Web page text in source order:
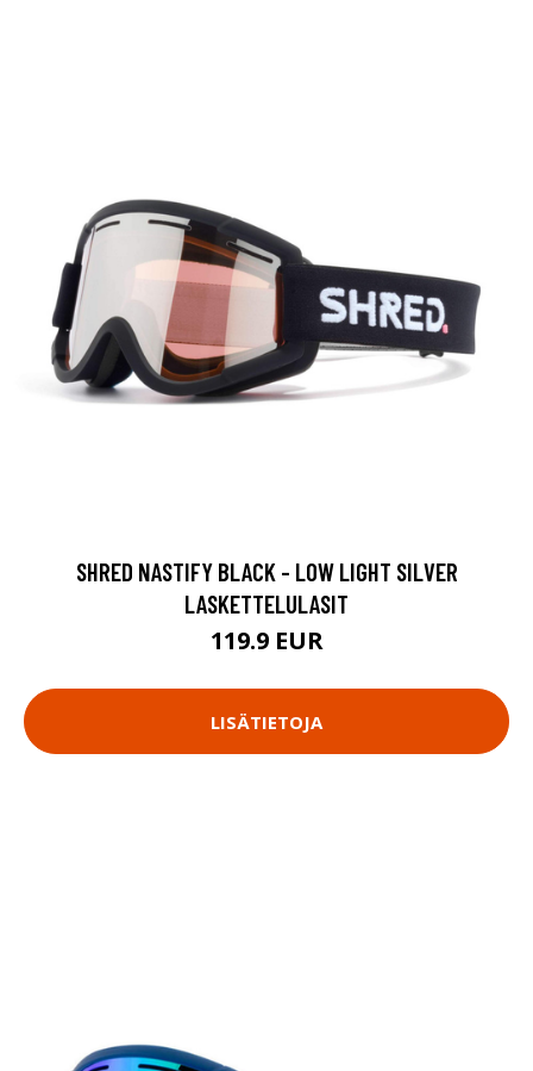
SHRED NASTIFY BLACK - LOW LIGHT SILVER
LASKETTELULASIT
119.9 EUR
LISÄTIETOJA